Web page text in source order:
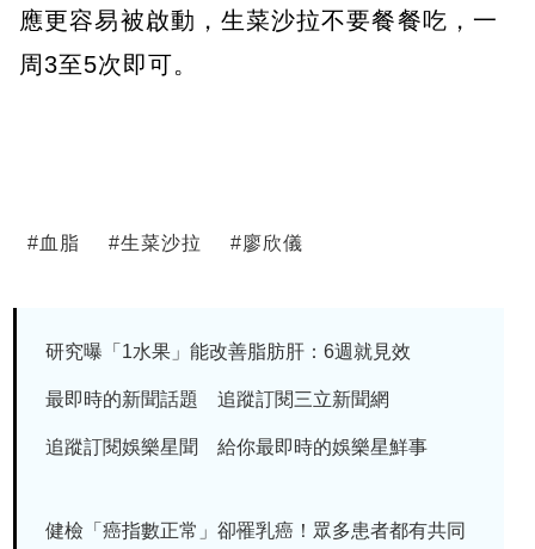
應更容易被啟動，生菜沙拉不要餐餐吃，一
周3至5次即可。
#血脂 #生菜沙拉 # 廖欣儀
研究曝「1水果」能改善脂肪肝：6週就見效
最即時的新聞話題 追蹤訂閱三立新聞網
追蹤訂閱娛樂星聞 給你最即時的娛樂星鮮事
健檢「癌指數正常」卻罹乳癌！眾多患者都有共同